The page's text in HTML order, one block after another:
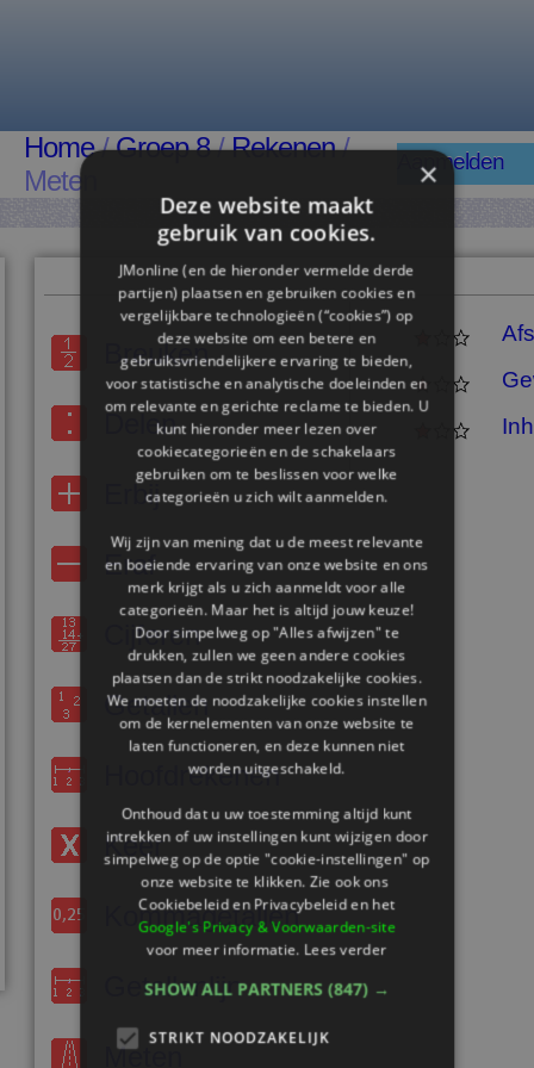
Home/Groep 8/Rekenen/
Meten
Aanmelden
Breuken
Delen
Erbij
Eraf
Cijferen
Getallen
Hoofdrekenen
Keer
Kommagetallen
Getallenlijn
Meten
×
Deze website maakt
gebruik van cookies.
JMonline (en de hieronder vermelde derde
partijen) plaatsen en gebruiken cookies en
vergelijkbare technologieën (“cookies”) op
deze website om een ​​betere en
gebruiksvriendelijkere ervaring te bieden,
voor statistische en analytische doeleinden en
om relevante en gerichte reclame te bieden. U
kunt hieronder meer lezen over
cookiecategorieën en de schakelaars
gebruiken om te beslissen voor welke
categorieën u zich wilt aanmelden.
Wij zijn van mening dat u de meest relevante
en boeiende ervaring van onze website en ons
merk krijgt als u zich aanmeldt voor alle
categorieën. Maar het is altijd jouw keuze!
Door simpelweg op "Alles afwijzen" te
drukken, zullen we geen andere cookies
plaatsen dan de strikt noodzakelijke cookies.
We moeten de noodzakelijke cookies instellen
om de kernelementen van onze website te
laten functioneren, en deze kunnen niet
worden uitgeschakeld.
Onthoud dat u uw toestemming altijd kunt
intrekken of uw instellingen kunt wijzigen door
simpelweg op de optie "cookie-instellingen" op
onze website te klikken. Zie ook ons ​​
Cookiebeleid en Privacybeleid en het
Google's Privacy & Voorwaarden-site
voor meer informatie.Lees verder
SHOW ALL PARTNERS (847) →
STRIKT NOODZAKELIJK